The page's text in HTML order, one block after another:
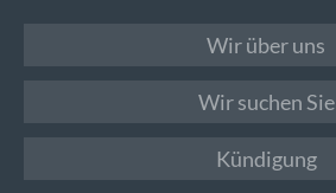
Wir über uns
Wir suchen Sie
Kündigung